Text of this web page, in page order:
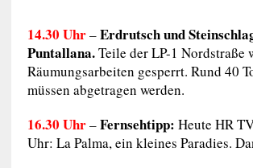
14.30 Uhr–Erdrutsch und
Puntallana.Teile der LP-1 Nordstraße
Räumungsarbeiten gesperrt. Rund 40
müssen abgetragen werden.
16.30 Uhr–Fernsehtipp: Heute HR
Uhr: La Palma, ein kleines Paradies.